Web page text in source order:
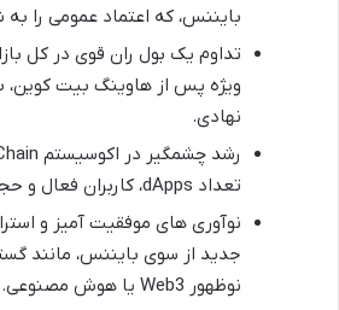
بایننس، که اعتماد عمومی را
تداوم یک بول ران قوی در کل
ویژه پس از هاوینگ بیت کوین،
نهادی.
تعداد dApps، کاربران فعال و حجم تراکنش ها.
نوآوری های موفقیت آمیز و
جدید از سوی بایننس، مانند
نوظهور Web3 یا هوش مصنوعی.